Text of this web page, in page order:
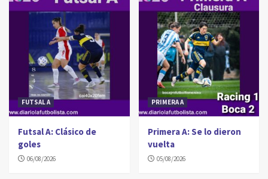
FUTSAL A
Futsal A: Clásico de
goles
06/08/2026
PRIMERA A
Primera A: Se lo dieron
vuelta
05/08/2026